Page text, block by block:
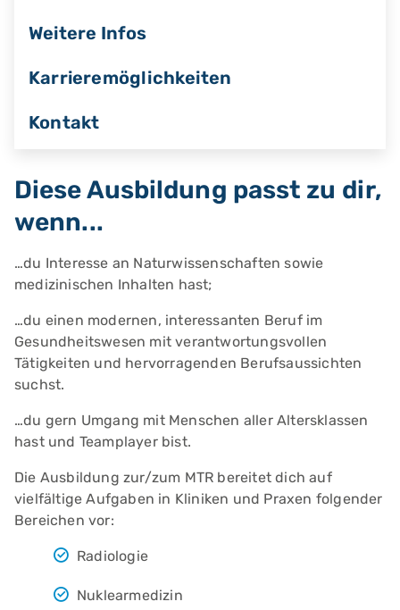
Diese Ausbildung passt zu dir,
wenn...
…du Interesse an Naturwissenschaften sowie
medizinischen Inhalten hast;
…du einen modernen, interessanten Beruf im
Gesundheitswesen mit verantwortungsvollen
Tätigkeiten und hervorragenden Berufsaussichten
suchst.
…du gern Umgang mit Menschen aller Altersklassen
hast und Teamplayer bist.
Die Ausbildung zur/zum MTR bereitet dich auf
vielfältige Aufgaben in Kliniken und Praxen folgender
Bereichen vor:
Radiologie
Nuklearmedizin
Weitere Infos
Karrieremöglichkeiten
Kontakt